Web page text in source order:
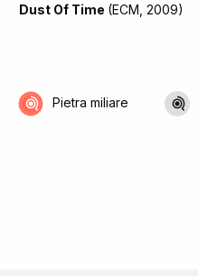
Dust Of Time (ECM, 2009)
Pietra miliare